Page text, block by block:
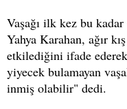
Vaşağı ilk kez bu
Yahya Karahan, ağır
etkilediğini ifade
yiyecek bulamayan
inmiş olabilir" dedi.